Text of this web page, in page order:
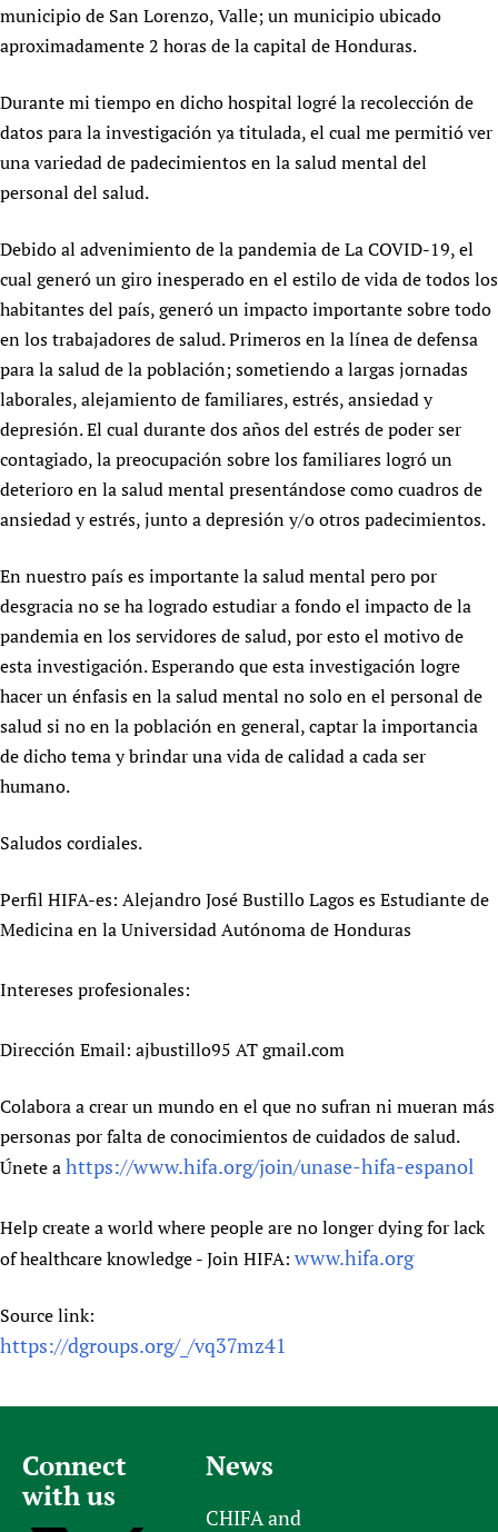
Newborn Care
municipio de San Lorenzo, Valle; un municipio ubicado
aproximadamente 2 horas de la capital de Honduras.
Durante mi tiempo en dicho hospital logré la recolección de
datos para la investigación ya titulada, el cual me permitió ver
una variedad de padecimientos en la salud mental del
personal del salud.
Debido al advenimiento de la pandemia de La COVID-19, el
cual generó un giro inesperado en el estilo de vida de todos los
habitantes del país, generó un impacto importante sobre todo
en los trabajadores de salud. Primeros en la línea de defensa
para la salud de la población; sometiendo a largas jornadas
laborales, alejamiento de familiares, estrés, ansiedad y
depresión. El cual durante dos años del estrés de poder ser
contagiado, la preocupación sobre los familiares logró un
deterioro en la salud mental presentándose como cuadros de
ansiedad y estrés, junto a depresión y/o otros padecimientos.
En nuestro país es importante la salud mental pero por
desgracia no se ha logrado estudiar a fondo el impacto de la
pandemia en los servidores de salud, por esto el motivo de
esta investigación. Esperando que esta investigación logre
hacer un énfasis en la salud mental no solo en el personal de
salud si no en la población en general, captar la importancia
de dicho tema y brindar una vida de calidad a cada ser
humano.
Saludos cordiales.
Perfil HIFA-es: Alejandro José Bustillo Lagos es Estudiante de
Medicina en la Universidad Autónoma de Honduras
Intereses profesionales:
Dirección Email: ajbustillo95 AT gmail.com
Colabora a crear un mundo en el que no sufran ni mueran más
personas por falta de conocimientos de cuidados de salud.
Únete ahttps://www.hifa.org/join/unase-hifa-espanol
Help create a world where people are no longer dying for lack
of healthcare knowledge - Join HIFA: www.hifa.org
Source link:
https://dgroups.org/_/vq37mz41
Connect
with us
News
CHIFA and